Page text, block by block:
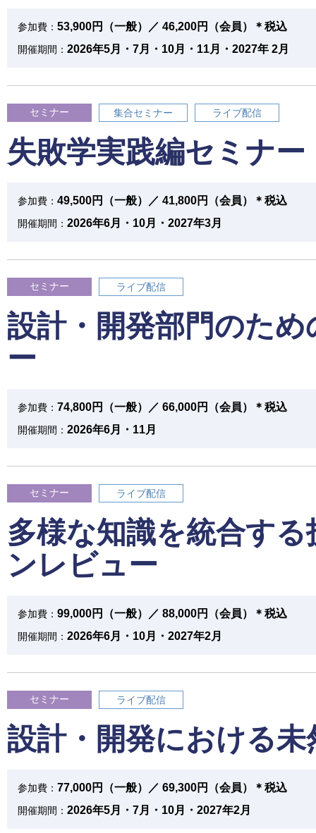
参加費： 53,900円（一般）／ 46,200円（会員）＊税込
開催期間： 2026年5月・7月・10月・11月・2027年 2月
セミナー 集合セミナー ライブ配信
失敗学実践編セミナー
参加費： 49,500円（一般）／ 41,800円（会員）＊税込
開催期間： 2026年6月・10月・2027年3月
セミナー ライブ配信
設計・開発部門のた
ー
参加費： 74,800円（一般）／ 66,000円（会員）＊税込
開催期間： 2026年6月・11月
セミナー ライブ配信
多様な知識を統合す
ンレビュー
参加費： 99,000円（一般）／ 88,000円（会員）＊税込
開催期間： 2026年6月・10月・2027年2月
セミナー ライブ配信
設計・開発における
参加費： 77,000円（一般）／ 69,300円（会員）＊税込
開催期間： 2026年5月・7月・10月・2027年2月